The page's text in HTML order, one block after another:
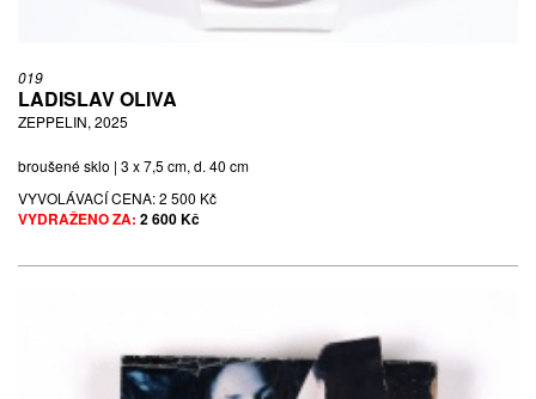
019
LADISLAV OLIVA
ZEPPELIN, 2025
broušené sklo | 3 x 7,5 cm, d. 40 cm
VYVOLÁVACÍ CENA:2 500 Kč
VYDRAŽENO ZA: 2 600 Kč